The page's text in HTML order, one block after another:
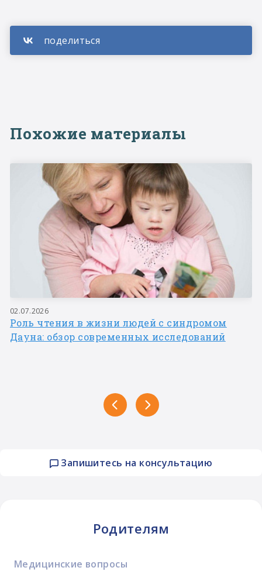
Запишитесь на консультацию
Родителям
Медицинские вопросы
Похожие материалы
02.07.2026
Роль чтения в жизни людей с синдромом
Дауна: обзор современных исследований